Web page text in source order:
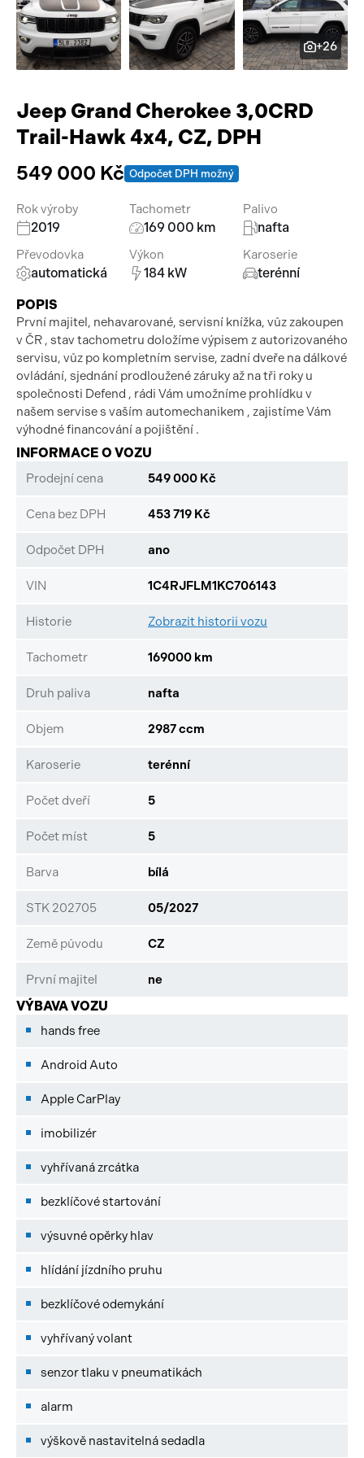
Pracovní stroje
Náhradní díly
Příslušenství
Auto a život
Videa
+26
Jeep Grand Cherokee 3,0CRD
Trail-Hawk 4x4, CZ, DPH
549 000 Kč Odpočet DPH možný
Rok výroby
2019
Tachometr
169 000 km
Palivo
nafta
Převodovka
automatická
Výkon
184 kW
Karoserie
terénní
POPIS
První majitel, nehavarované, servisní knížka, vůz zakoupen
v ČR , stav tachometru doložíme výpisem z autorizovaného
servisu, vůz po kompletním servise, zadní dveře na dálkové
ovládání, sjednání prodloužené záruky až na tři roky u
společnosti Defend , rádi Vám umožníme prohlídku v
našem servise s vaším automechanikem , zajistíme Vám
výhodné financování a pojištění .
INFORMACE O VOZU
Prodejní cena 549 000 Kč
Cena bez DPH 453 719 Kč
Odpočet DPH ano
VIN 1C4RJFLM1KC706143
Historie Zobrazit historii vozu
Tachometr 169000 km
Druh paliva nafta
Objem 2987 ccm
Karoserie terénní
Počet dveří 5
Počet míst 5
Barva bílá
STK 202705 05/2027
Země původu CZ
První majitel ne
VÝBAVA VOZU
hands free
Android Auto
Apple CarPlay
imobilizér
vyhřívaná zrcátka
bezklíčové startování
výsuvné opěrky hlav
hlídání jízdního pruhu
bezklíčové odemykání
vyhřívaný volant
senzor tlaku v pneumatikách
alarm
výškově nastavitelná sedadla